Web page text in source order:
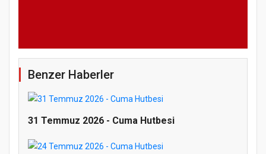
Benzer Haberler
31 Temmuz 2026 - Cuma Hutbesi